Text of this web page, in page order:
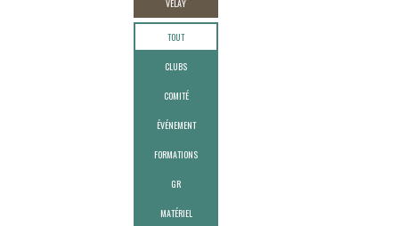
VELAY
TOUT
CLUBS
COMITÉ
ÉVÉNEMENT
FORMATIONS
GR
MATÉRIEL